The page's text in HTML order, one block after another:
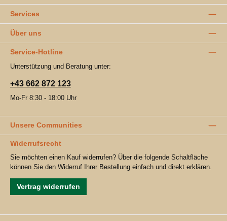
Services
Über uns
Service-Hotline
Unterstützung und Beratung unter:
+43 662 872 123
Mo-Fr 8:30 - 18:00 Uhr
Unsere Communities
Widerrufsrecht
Sie möchten einen Kauf widerrufen? Über die folgende Schaltfläche
können Sie den Widerruf Ihrer Bestellung einfach und direkt erklären.
Vertrag widerrufen